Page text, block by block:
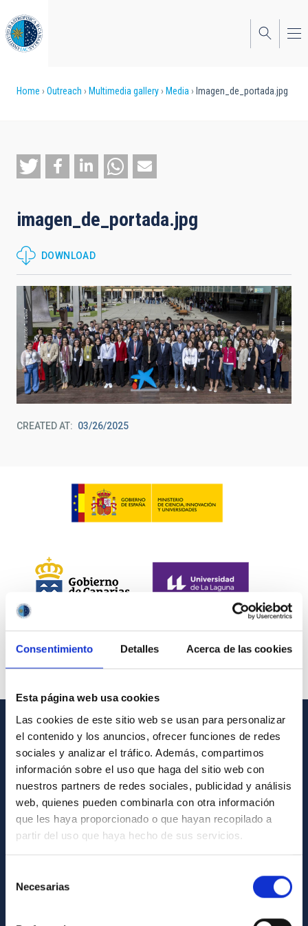
Consentimiento Detalles Acerca de las cookies
Esta página web usa cookies
Las cookies de este sitio web se usan para personalizar
el contenido y los anuncios, ofrecer funciones de redes
sociales y analizar el tráfico. Además, compartimos
información sobre el uso que haga del sitio web con
nuestros partners de redes sociales, publicidad y análisis
web, quienes pueden combinarla con otra información
que les haya proporcionado o que hayan recopilado a
partir del uso que haya hecho de sus servicios.
Necesarias
to
main
content
Breadcrumb
Home Outreach Multimedia gallery Media Imagen_de_portada.jpg
imagen_de_portada.jpg
DOWNLOAD
CREATED AT 03/26/2025
GENERAL INFORMATION
Contact
How to get to the IAC
List of personnel
Library